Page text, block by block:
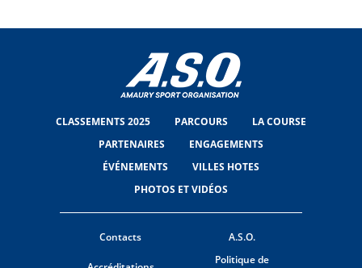
CLASSEMENTS 2025 PARCOURS
LA COURSE
PARTENAIRES
ENGAGEMENTS
ÉVÉNEMENTS
VILLES HOTES
PHOTOS ET VIDÉOS
Contacts A.S.O.
Politique de